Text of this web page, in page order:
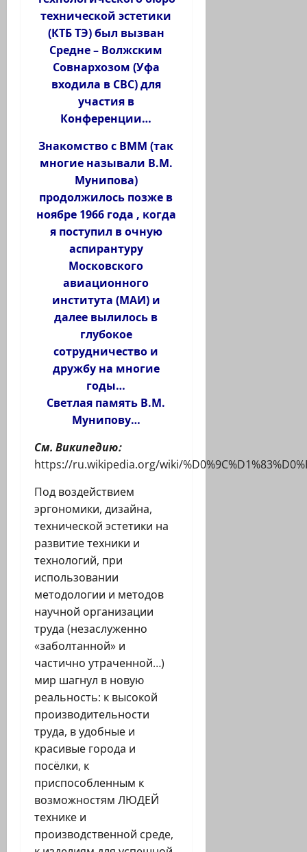
технической эстетики
(КТБ ТЭ) был вызван
Средне – Волжским
Совнархозом (Уфа
входила в СВС) для
участия в
Конференции…
Знакомство с ВММ (так
многие называли В.М.
Мунипова)
продолжилось позже в
ноябре 1966 года , когда
я поступил в очную
аспирантуру
Московского
авиационного
института (МАИ) и
далее вылилось в
глубокое
сотрудничество и
дружбу на многие
годы…
Светлая память В.М.
Мунипову…
См. Википедию:
https://ru.wikipedia.org/wiki/
Под воздействием
эргономики, дизайна,
технической эстетики на
развитие техники и
технологий, при
использовании
методологии и методов
научной организации
труда (незаслуженно
«заболтанной» и
частично утраченной…)
мир шагнул в новую
реальность: к высокой
производительности
труда, в удобные и
красивые города и
посёлки, к
приспособленным к
возможностям ЛЮДЕЙ
технике и
производственной среде,